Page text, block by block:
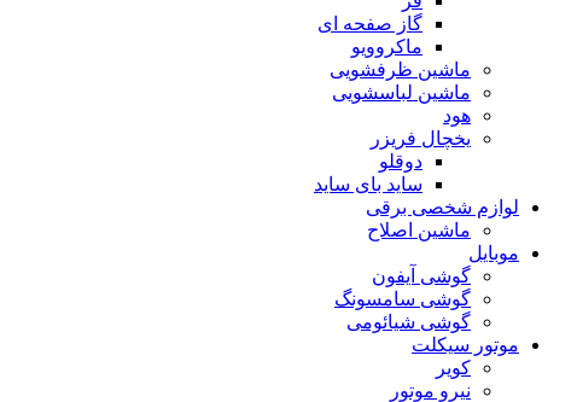
گاز صفحه ای
ماکروویو
ماشین ظرفشویی
ماشین لباسشویی
هود
یخچال فریزر
دوقلو
ساید بای ساید
لوازم شخصی برقی
ماشین اصلاح
موبایل
گوشی آیفون
گوشی سامسونگ
گوشی شیائومی
موتور سیکلت
کویر
نیرو موتور